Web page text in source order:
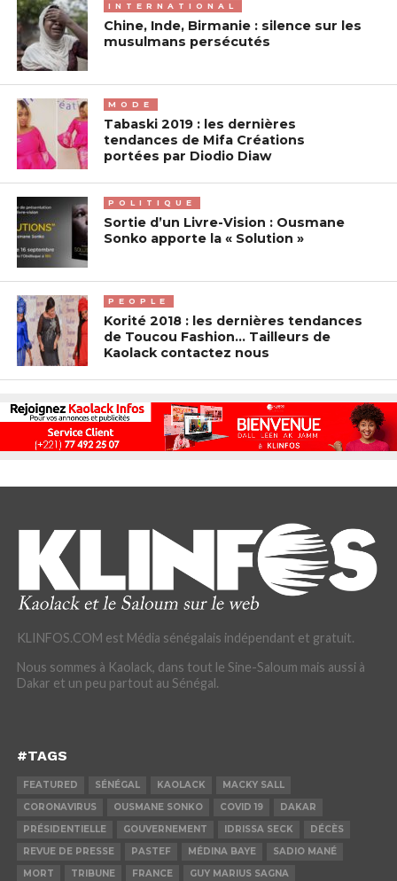
INTERNATIONAL
Chine, Inde, Birmanie : silence sur les
musulmans persécutés
MODE
Tabaski 2019 : les dernières
tendances de Mifa Créations
portées par Diodio Diaw
POLITIQUE
Sortie d’un Livre-Vision : Ousmane
Sonko apporte la « Solution »
PEOPLE
Korité 2018 : les dernières tendances
de Toucou Fashion… Tailleurs de
Kaolack contactez nous
KLINFOS.COM est Média sénégalais indépendant et gratuit.
Nous sommes à Kaolack, dans tout le Sine-Saloum mais aussi à
Dakar et un peu partout au Sénégal.
#TAGS
FEATURED SÉNÉGAL KAOLACK
MACKY SALL
CORONAVIRUS
OUSMANE SONKO COVID 19
DAKAR
PRÉSIDENTIELLE
GOUVERNEMENT IDRISSA SECK
DÉCÈS
REVUE DE PRESSE
PASTEF MÉDINA BAYE
SADIO MANÉ
MORT
TRIBUNE FRANCE GUY MARIUS SAGNA